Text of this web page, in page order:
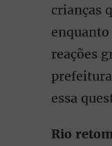
crianças
reações
essa
Rio